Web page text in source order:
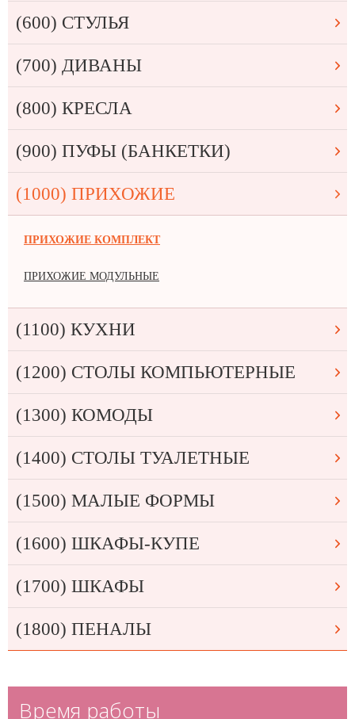
(600) СТУЛЬЯ
(700) ДИВАНЫ
(800) КРЕСЛА
(900) ПУФЫ (БАНКЕТКИ)
(1000) ПРИХОЖИЕ
ПРИХОЖИЕ КОМПЛЕКТ
ПРИХОЖИЕ МОДУЛЬНЫЕ
(1100) КУХНИ
(1200) СТОЛЫ КОМПЬЮТЕРНЫЕ
(1300) КОМОДЫ
(1400) СТОЛЫ ТУАЛЕТНЫЕ
(1500) МАЛЫЕ ФОРМЫ
(1600) ШКАФЫ-КУПЕ
(1700) ШКАФЫ
(1800) ПЕНАЛЫ
Время работы